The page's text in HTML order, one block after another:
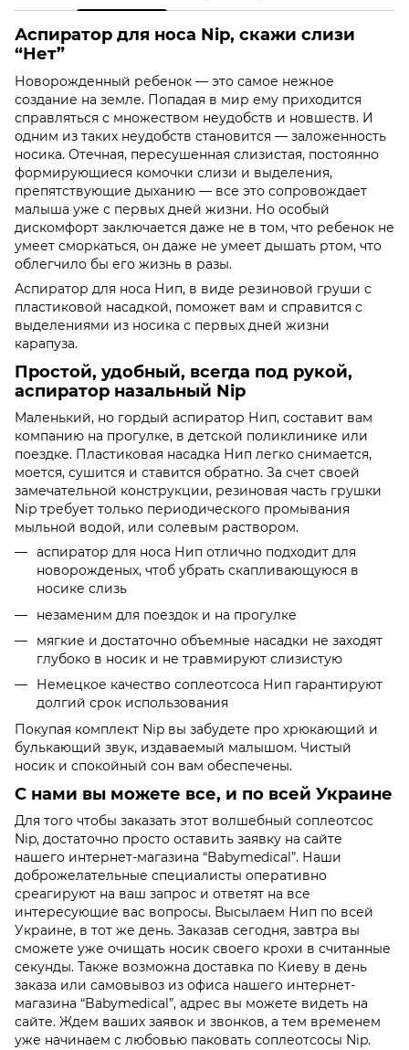
Аспиратор для носа Nip, скажи слизи
“Нет”
Новорожденный ребенок — это самое нежное
создание на земле. Попадая в мир ему приходится
справляться с множеством неудобств и новшеств. И
одним из таких неудобств становится — заложенность
носика. Отечная, пересушенная слизистая, постоянно
формирующиеся комочки слизи и выделения,
препятствующие дыханию — все это сопровождает
малыша уже с первых дней жизни. Но особый
дискомфорт заключается даже не в том, что ребенок не
умеет сморкаться, он даже не умеет дышать ртом, что
облегчило бы его жизнь в разы.
Аспиратор для носа Нип, в виде резиновой груши с
пластиковой насадкой, поможет вам и справится с
выделениями из носика с первых дней жизни
карапуза.
Простой, удобный, всегда под рукой,
аспиратор назальный Nip
Маленький, но гордый аспиратор Нип, составит вам
компанию на прогулке, в детской поликлинике или
поездке. Пластиковая насадка Нип легко снимается,
моется, сушится и ставится обратно. За счет своей
замечательной конструкции, резиновая часть грушки
Nip требует только периодического промывания
мыльной водой, или солевым раствором.
аспиратор для носа Нип отлично подходит для
новорожденых, чтоб убрать скапливающуюся в
носике слизь
незаменим для поездок и на прогулке
мягкие и достаточно объемные насадки не заходят
глубоко в носик и не травмируют слизистую
Немецкое качество соплеотсоса Нип гарантируют
долгий срок использования
Покупая комплект Nip вы забудете про хрюкающий и
булькающий звук, издаваемый малышом. Чистый
носик и спокойный сон вам обеспечены.
С нами вы можете все, и по всей Украине
Для того чтобы заказать этот волшебный соплеотсос
Nip, достаточно просто оставить заявку на сайте
нашего интернет-магазина “Babymedical”. Наши
доброжелательные специалисты оперативно
среагируют на ваш запрос и ответят на все
интересующие вас вопросы. Высылаем Нип по всей
Украине, в тот же день. Заказав сегодня, завтра вы
сможете уже очищать носик своего крохи в считанные
секунды. Также возможна доставка по Киеву в день
заказа или самовывоз из офиса нашего интернет-
магазина “Babymedical”, адрес вы можете видеть на
сайте. Ждем ваших заявок и звонков, а тем временем
уже начинаем с любовью паковать соплеотсосы Nip.